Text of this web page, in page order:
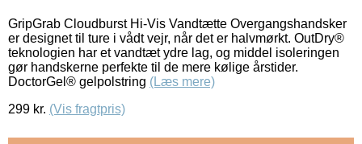
GripGrab Cloudburst Hi-Vis Vandtætte Overgangshandsker
er designet til ture i vådt vejr, når det er halvmørkt. OutDry®
teknologien har et vandtæt ydre lag, og middel isoleringen
gør handskerne perfekte til de mere kølige årstider.
DoctorGel® gelpolstring (Læs mere)
299 kr. (Vis fragtpris)